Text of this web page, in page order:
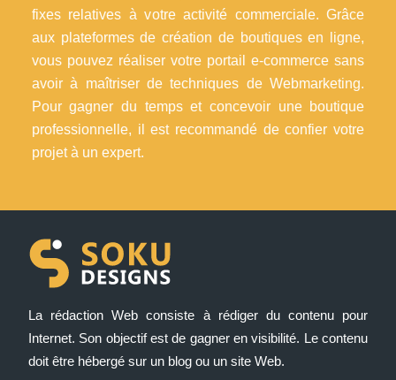
fixes relatives à votre activité commerciale. Grâce
aux plateformes de création de boutiques en ligne,
vous pouvez réaliser votre portail e-commerce sans
avoir à maîtriser de techniques de Webmarketing.
Pour gagner du temps et concevoir une boutique
professionnelle, il est recommandé de confier votre
projet à un expert.
La rédaction Web consiste à rédiger du contenu pour
Internet. Son objectif est de gagner en visibilité. Le contenu
doit être hébergé sur un blog ou un site Web.